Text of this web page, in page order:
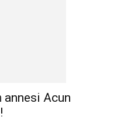
annesi Acun